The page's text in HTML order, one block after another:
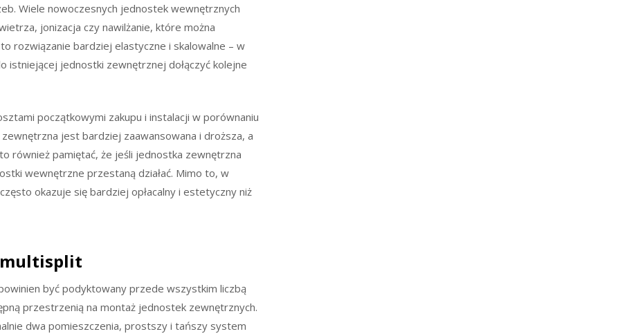
Wiele nowoczesnych jednostek wewnętrznych
jonizacja czy nawilżanie, które można
rozwiązanie bardziej elastyczne i skalowalne – w
istniejącej jednostki zewnętrznej dołączyć kolejne
początkowymi zakupu i instalacji w porównaniu
jest bardziej zaawansowana i droższa, a
również pamiętać, że jeśli jednostka zewnętrzna
wewnętrzne przestaną działać. Mimo to, w
okazuje się bardziej opłacalny i estetyczny niż
multisplit
być podyktowany przede wszystkim liczbą
przestrzenią na montaż jednostek zewnętrznych.
dwa pomieszczenia, prostszy i tańszy system